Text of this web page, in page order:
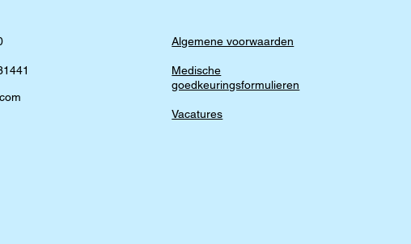
Algemene voorwaarden
Medische
goedkeuringsformulieren
Vacatures